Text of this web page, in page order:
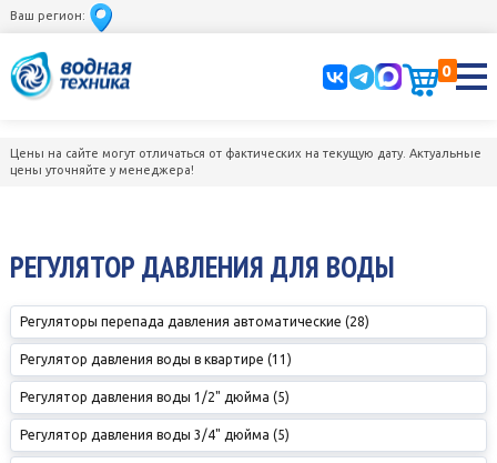
Ваш регион:
0
Цены на сайте могут отличаться от фактических на текущую дату. Актуальные
цены уточняйте у менеджера!
РЕГУЛЯТОР ДАВЛЕНИЯ ДЛЯ ВОДЫ
Регуляторы перепада давления автоматические (28)
Регулятор давления воды в квартире (11)
Регулятор давления воды 1/2" дюйма (5)
Регулятор давления воды 3/4" дюйма (5)